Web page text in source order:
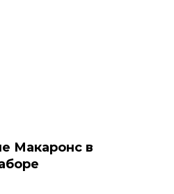
Макаронс в